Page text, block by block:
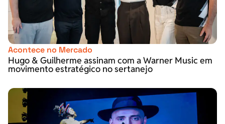
Acontece no Mercado
Hugo & Guilherme assinam com a Warner Music em
movimento estratégico no sertanejo